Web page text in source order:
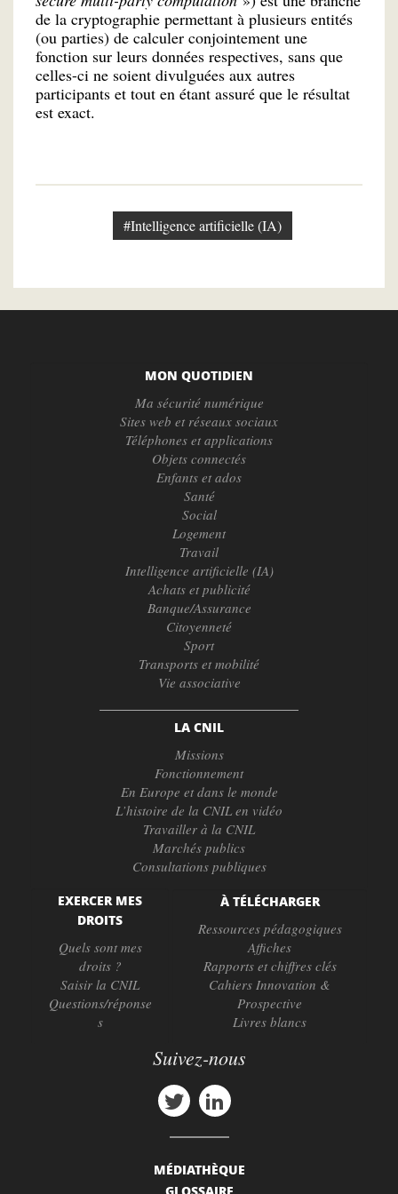
de la cryptographie permettant à plusieurs entités
(ou parties) de calculer conjointement une
fonction sur leurs données respectives, sans que
celles-ci ne soient divulguées aux autres
participants et tout en étant assuré que le résultat
est exact.
#Intelligence artificielle (IA)
MON QUOTIDIEN
Ma sécurité numérique
Sites web et réseaux sociaux
Téléphones et applications
Objets connectés
Enfants et ados
Santé
Social
Logement
Travail
Intelligence artificielle (IA)
Achats et publicité
Banque/Assurance
Citoyenneté
Sport
Transports et mobilité
Vie associative
LA CNIL
Missions
Fonctionnement
En Europe et dans le monde
L’histoire de la CNIL en vidéo
Travailler à la CNIL
Marchés publics
Consultations publiques
EXERCER MES
DROITS
Quels sont mes
droits ?
Saisir la CNIL
Questions/réponse
s
À TÉLÉCHARGER
Ressources pédagogiques
Affiches
Rapports et chiffres clés
Cahiers Innovation &
Prospective
Livres blancs
Suivez-nous
MÉDIATHÈQUE
GLOSSAIRE